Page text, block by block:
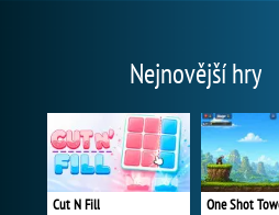
Nejnovější hry
Cut N Fill